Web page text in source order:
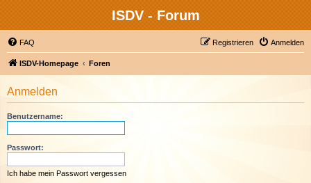
ISDV - Forum
FAQ Anmelden
Registrieren
ISDV-Homepage Foren
Anmelden
Benutzername:
Passwort:
Ich habe mein Passwort vergessen